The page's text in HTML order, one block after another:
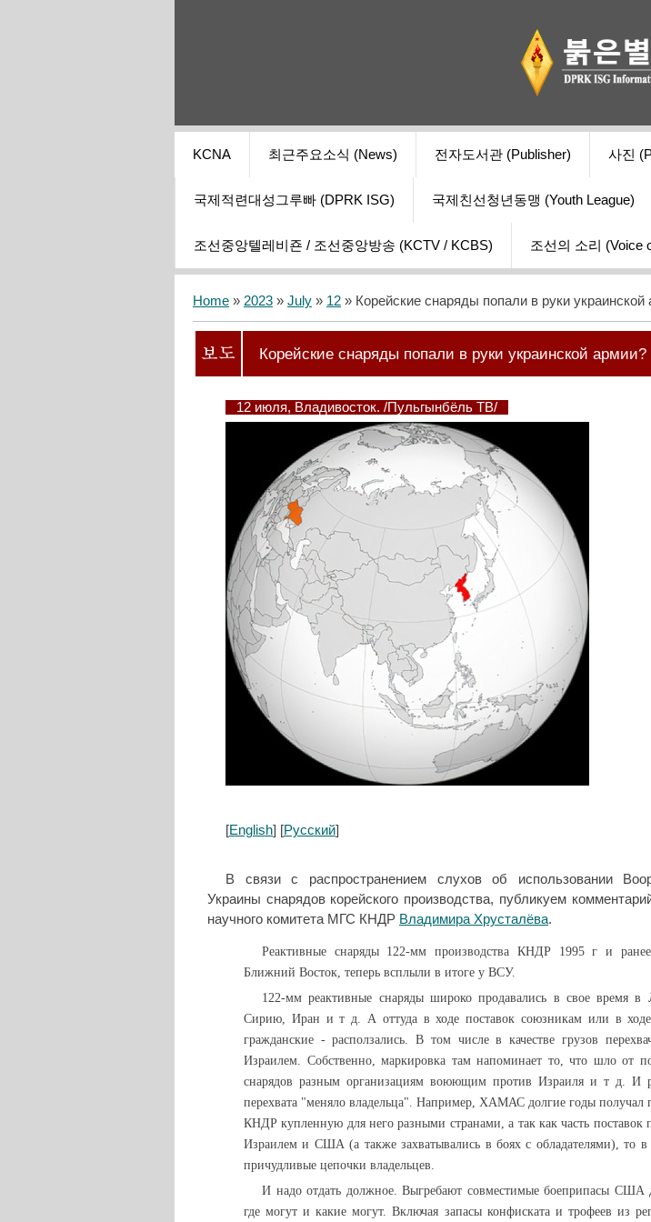
KCNA 최근주요소식 (News) 전자도서관 (Publisher) 사진
국제적련대성그루빠 (DPRK ISG) 국제친선청년동맹 (Youth League)
조선중앙텔레비죤 / 조선중앙방송 (KCTV / KCBS) 조선의 소리 (Voice
Home » 2023 » July » 12 » Корейские снаряды попали в руки украинской
Корейские снаряды попали в руки украинской армии?
12 июля, Владивосток. /Пульгынбёль ТВ/
[English] [Русский]
В связи с распространением слухов об использовании
Украины снарядов корейского производства, публикуем
научного комитета МГС КНДР Владимира Хрусталёва.
Реактивные снаряды 122-мм производства КНДР 1995 г и
Ближний Восток, теперь всплыли в итоге у ВСУ.
122-мм реактивные снаряды широко продавались в свое время в
Сирию, Иран и т д. А оттуда в ходе поставок союзникам или в
гражданские - расползались. В том числе в качестве грузов
Израилем. Собственно, маркировка там напоминает то, что шло от
снарядов разным организациям воюющим против Израиля и т д. И
перехвата "меняло владельца". Например, ХАМАС долгие годы
КНДР купленную для него разными странами, а так как часть поставок
Израилем и США (а также захватывались в боях с обладателями), то в
причудливые цепочки владельцев.
И надо отдать должное. Выгребают совместимые боеприпасы США
где могут и какие могут. Включая запасы конфиската и трофеев из